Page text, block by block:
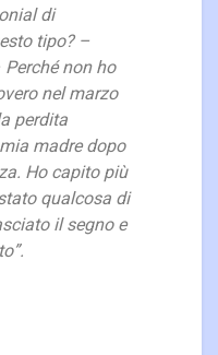
di
tipo? –
non ho
nel marzo
perdita
madre dopo
Ho capito più
qualcosa di
il segno e